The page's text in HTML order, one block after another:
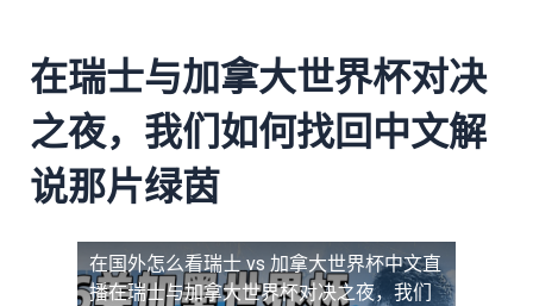
在瑞士与加拿大世界杯对决
之夜，我们如何找回中文解
说那片绿茵
在国外怎么看瑞士 vs 加拿大世界杯中文直
播在瑞士与加拿大世界杯对决之夜，我们